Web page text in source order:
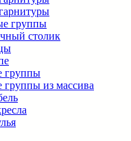
группы
столик
группы
из массива